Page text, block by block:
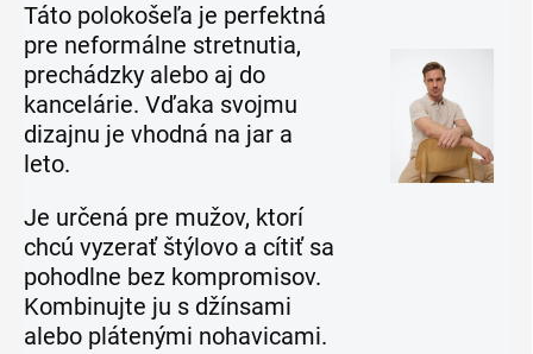
Táto polokošeľa je perfektná
pre neformálne stretnutia,
prechádzky alebo aj do
kancelárie. Vďaka svojmu
dizajnu je vhodná na jar a
leto.
Je určená pre mužov, ktorí
chcú vyzerať štýlovo a cítiť sa
pohodlne bez kompromisov.
Kombinujte ju s džínsami
alebo plátenými nohavicami.